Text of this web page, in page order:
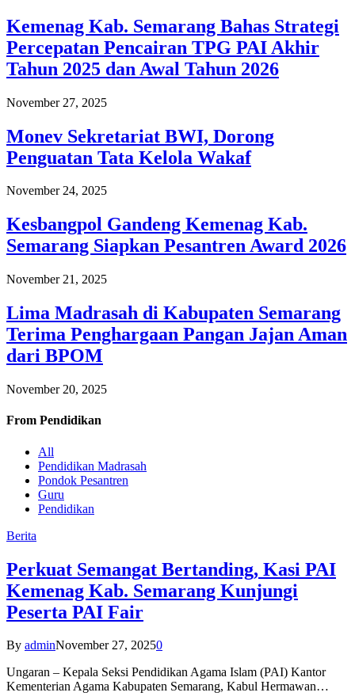
Kemenag Kab. Semarang Bahas Strategi
Percepatan Pencairan TPG PAI Akhir
Tahun 2025 dan Awal Tahun 2026
November 27, 2025
Monev Sekretariat BWI, Dorong
Penguatan Tata Kelola Wakaf
November 24, 2025
Kesbangpol Gandeng Kemenag Kab.
Semarang Siapkan Pesantren Award 2026
November 21, 2025
Lima Madrasah di Kabupaten Semarang
Terima Penghargaan Pangan Jajan Aman
dari BPOM
November 20, 2025
From Pendidikan
All
Pendidikan Madrasah
Pondok Pesantren
Guru
Pendidikan
Berita
Perkuat Semangat Bertanding, Kasi PAI
Kemenag Kab. Semarang Kunjungi
Peserta PAI Fair
By adminNovember 27, 20250
Ungaran – Kepala Seksi Pendidikan Agama Islam (PAI) Kantor
Kementerian Agama Kabupaten Semarang, Kabul Hermawan…